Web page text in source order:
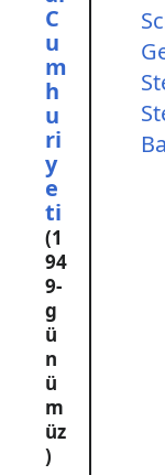
C
u
m
h
u
ri
y
e
ti
(1
94
9-
g
ü
n
ü
m
üz
)